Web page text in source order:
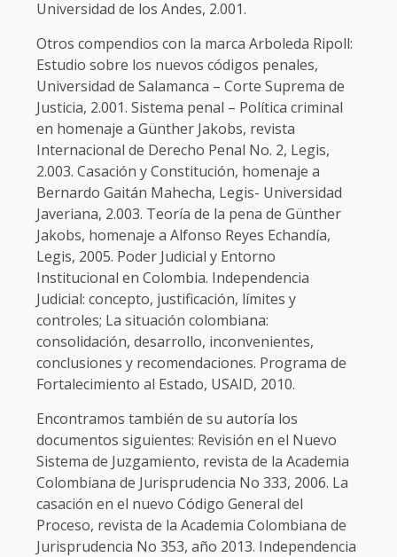
Universidad de los Andes, 2.001.
Otros compendios con la marca Arboleda Ripoll:
Estudio sobre los nuevos códigos penales,
Universidad de Salamanca – Corte Suprema de
Justicia, 2.001. Sistema penal – Política criminal
en homenaje a Günther Jakobs, revista
Internacional de Derecho Penal No. 2, Legis,
2.003. Casación y Constitución, homenaje a
Bernardo Gaitán Mahecha, Legis- Universidad
Javeriana, 2.003. Teoría de la pena de Günther
Jakobs, homenaje a Alfonso Reyes Echandía,
Legis, 2005. Poder Judicial y Entorno
Institucional en Colombia. Independencia
Judicial: concepto, justificación, límites y
controles; La situación colombiana:
consolidación, desarrollo, inconvenientes,
conclusiones y recomendaciones. Programa de
Fortalecimiento al Estado, USAID, 2010.
Encontramos también de su autoría los
documentos siguientes: Revisión en el Nuevo
Sistema de Juzgamiento, revista de la Academia
Colombiana de Jurisprudencia No 333, 2006. La
casación en el nuevo Código General del
Proceso, revista de la Academia Colombiana de
Jurisprudencia No 353, año 2013. Independencia